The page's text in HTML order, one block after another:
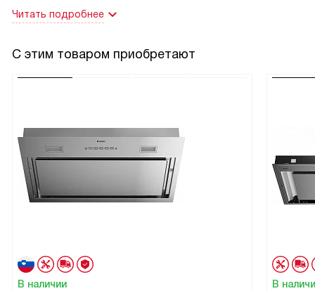
Читать подробнее
С этим товаром приобретают
В наличии В